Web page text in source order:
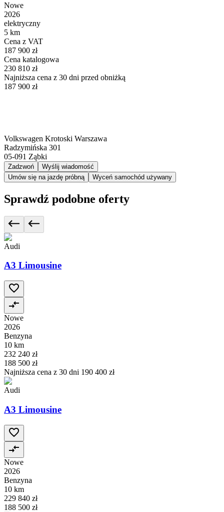
Nowe
2026
elektryczny
5 km
Cena z VAT
187 900 zł
Cena katalogowa
230 810 zł
Najniższa cena z 30 dni przed obniżką
187 900 zł
Volkswagen Krotoski Warszawa
Radzymińska 301
05-091 Ząbki
Zadzwoń
Wyślij wiadomość
Umów się na jazdę próbną
Wyceń samochód używany
Sprawdź podobne oferty
Audi
A3 Limousine
Nowe
2026
Benzyna
10 km
232 240 zł
188 500 zł
Najniższa cena z 30 dni 190 400 zł
Audi
A3 Limousine
Nowe
2026
Benzyna
10 km
229 840 zł
188 500 zł